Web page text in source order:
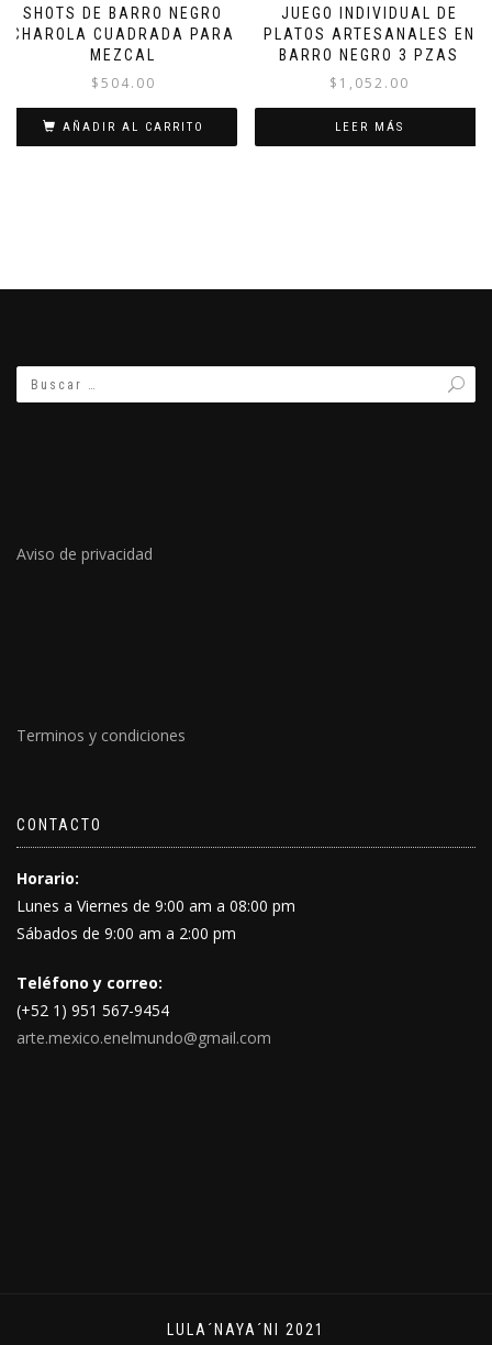
SHOTS DE BARRO NEGRO
CHAROLA CUADRADA PARA
MEZCAL
$504.00
AÑADIR AL CARRITO
JUEGO INDIVIDUAL DE
PLATOS ARTESANALES EN
BARRO NEGRO 3 PZAS
$ 1,052.00
LEER MÁS
Aviso de privacidad
Terminos y condiciones
CONTACTO
Horario:
Lunes a Viernes de 9:00 am a 08:00 pm
Sábados de 9:00 am a 2:00 pm
Teléfono y correo:
(+52 1) 951 567-9454
arte.mexico.enelmundo@gmail.com
LULA´NAYA´NI 2021